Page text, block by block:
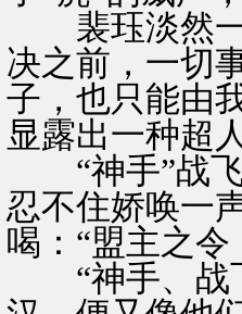
裴珏淡然一
决之前，一切
子，也只能由
显露出一种超
“神手”战飞
忍不住娇唤一
喝：“盟主之
“神手、战飞